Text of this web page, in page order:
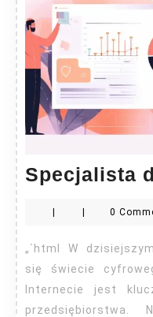
Specjalista
| | 0
„`html W dzisiejszym, dynamicznie zmieniającym
się świecie
Internecie jest